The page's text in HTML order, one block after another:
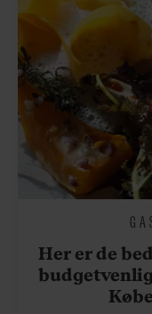
Her er de